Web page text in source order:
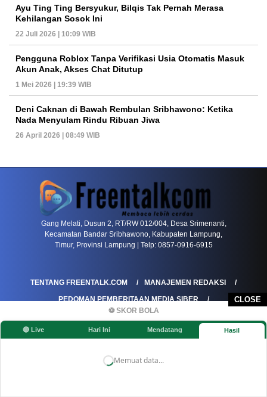
CLOSE
⚽ SKOR BOLA
🔴 Live Hari Ini Mendatang Hasil
Memuat data...
Ayu Ting Ting Bersyukur, Bilqis Tak Pernah Merasa
Kehilangan Sosok Ini
22 Juli 2026 | 10:09 WIB
Pengguna Roblox Tanpa Verifikasi Usia Otomatis Masuk
Akun Anak, Akses Chat Ditutup
1 Mei 2026 | 19:39 WIB
Deni Caknan di Bawah Rembulan Sribhawono: Ketika
Nada Menyulam Rindu Ribuan Jiwa
26 April 2026 | 08:49 WIB
Gang Melati, Dusun 2, RT/RW 012/004, Desa Srimenanti,
Kecamatan Bandar Sribhawono, Kabupaten Lampung,
Timur, Provinsi Lampung | Telp: 0857-0916-6915
TENTANG FREENTALK.COM
MANAJEMEN REDAKSI
PEDOMAN PEMBERITAAN MEDIA SIBER
PEDOMAN PEMBERITAAN RAMAH ANAK
KOREKSI & KLARIFIKASI
KEBIJAKAN IKLAN / ADVERTORIAL